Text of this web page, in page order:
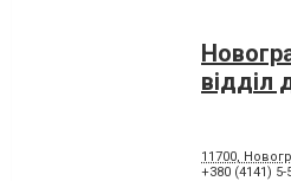
відділ
11700,
+380 (4141) 5-